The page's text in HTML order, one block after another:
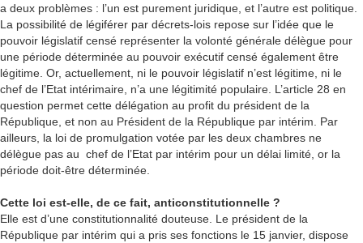
a deux problèmes : l’un est purement juridique, et l’autre est politique.
La possibilité de légiférer par décrets-lois repose sur l’idée que le
pouvoir législatif censé représenter la volonté générale délègue pour
une période déterminée au pouvoir exécutif censé également être
légitime. Or, actuellement, ni le pouvoir législatif n’est légitime, ni le
chef de l’Etat intérimaire, n’a une légitimité populaire. L’article 28 en
question permet cette délégation au profit du président de la
République, et non au Président de la République par intérim. Par
ailleurs, la loi de promulgation votée par les deux chambres ne
délègue pas au chef de l’Etat par intérim pour un délai limité, or la
période doit-être déterminée.
Cette loi est-elle, de ce fait, anticonstitutionnelle ?
Elle est d’une constitutionnalité douteuse. Le président de la
République par intérim qui a pris ses fonctions le 15 janvier, dispose